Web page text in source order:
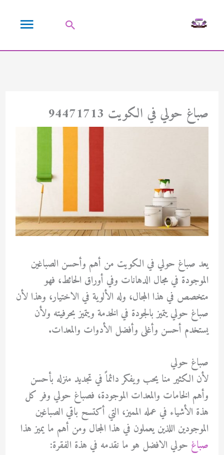
القائمة
البحث
صباغ حولي في الكويت 94471713
يعد صباغ حولي في الكويت من أهم وأحسن الصباغين
الموجودة في مجال الدهانات وفي أوراق الحائط، فهو
متخصص في هذا المجال، وله الألوية في الاختيار، وهذا لأن
صباغ حولي يتميز بالجودة في الخدمة ويتميز بحرفيته ولأن
يستخدم أحسن وأغلى وأفضل الأدوات والمعدات.
صباغ حولي
لأن الكثير منا يحب ويفكر دائماً في تجديد منزله بأحسن
وأهم الخامات والمعدات الموجودة، فصباغ حولي وفر كل
هذة الأشياء في عمله المميز، التي أكتسح باقي الصباغين
الموجودين اللذين يعملون في هذا المجال ومن أهم ما يميز هذا
صباغ حولي الافضل هو ما نقدمه في هذة الفقرة: